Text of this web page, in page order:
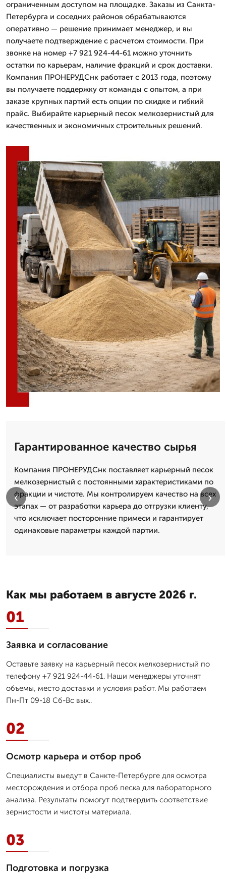
ограниченным доступом на площадке. Заказы из Санкта-
Петербурга и соседних районов обрабатываются
оперативно — решение принимает менеджер, и вы
получаете подтверждение с расчетом стоимости. При
звонке на номер +7 921 924-44-61 можно уточнить
остатки по карьерам, наличие фракций и срок доставки.
Компания ПРОНЕРУДСнк работает с 2013 года, поэтому
вы получаете поддержку от команды с опытом, а при
заказе крупных партий есть опции по скидке и гибкий
прайс. Выбирайте карьерный песок мелкозернистый для
качественных и экономичных строительных решений.
Гарантированное качество сырья
Компания ПРОНЕРУДСнк поставляет карьерный песок
мелкозернистый с постоянными характеристиками по
фракции и чистоте. Мы контролируем качество на всех
этапах — от разработки карьера до отгрузки клиенту,
что исключает посторонние примеси и гарантирует
одинаковые параметры каждой партии.
‹ ›
Как мы работаем в августе 2026 г.
01
Заявка и согласование
Оставьте заявку на карьерный песок мелкозернистый по
телефону +7 921 924-44-61. Наши менеджеры уточнят
объемы, место доставки и условия работ. Мы работаем
Пн-Пт 09-18 Сб-Вс вых..
02
Осмотр карьера и отбор проб
Специалисты выедут в Санкте-Петербурге для осмотра
месторождения и отбора проб песка для лабораторного
анализа. Результаты помогут подтвердить соответствие
зернистости и чистоты материала.
03
Подготовка и погрузка